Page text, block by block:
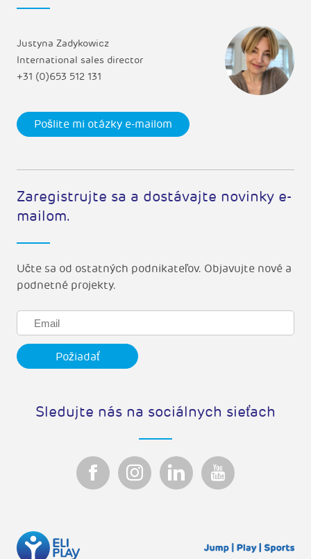
Justyna Zadykowicz
International sales director
+31 (0)653 512 131
Pošlite mi otázky e-mailom
Zaregistrujte sa a dostávajte novinky e-
mailom.
Učte sa od ostatných podnikateľov. Objavujte nové a
podnetné projekty.
Sledujte nás na sociálnych sieťach